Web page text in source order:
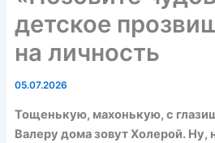
детское
на личность
05.07.2026
Тощенькую, махонькую, с
Валеру дома зовут Холерой. Ну,